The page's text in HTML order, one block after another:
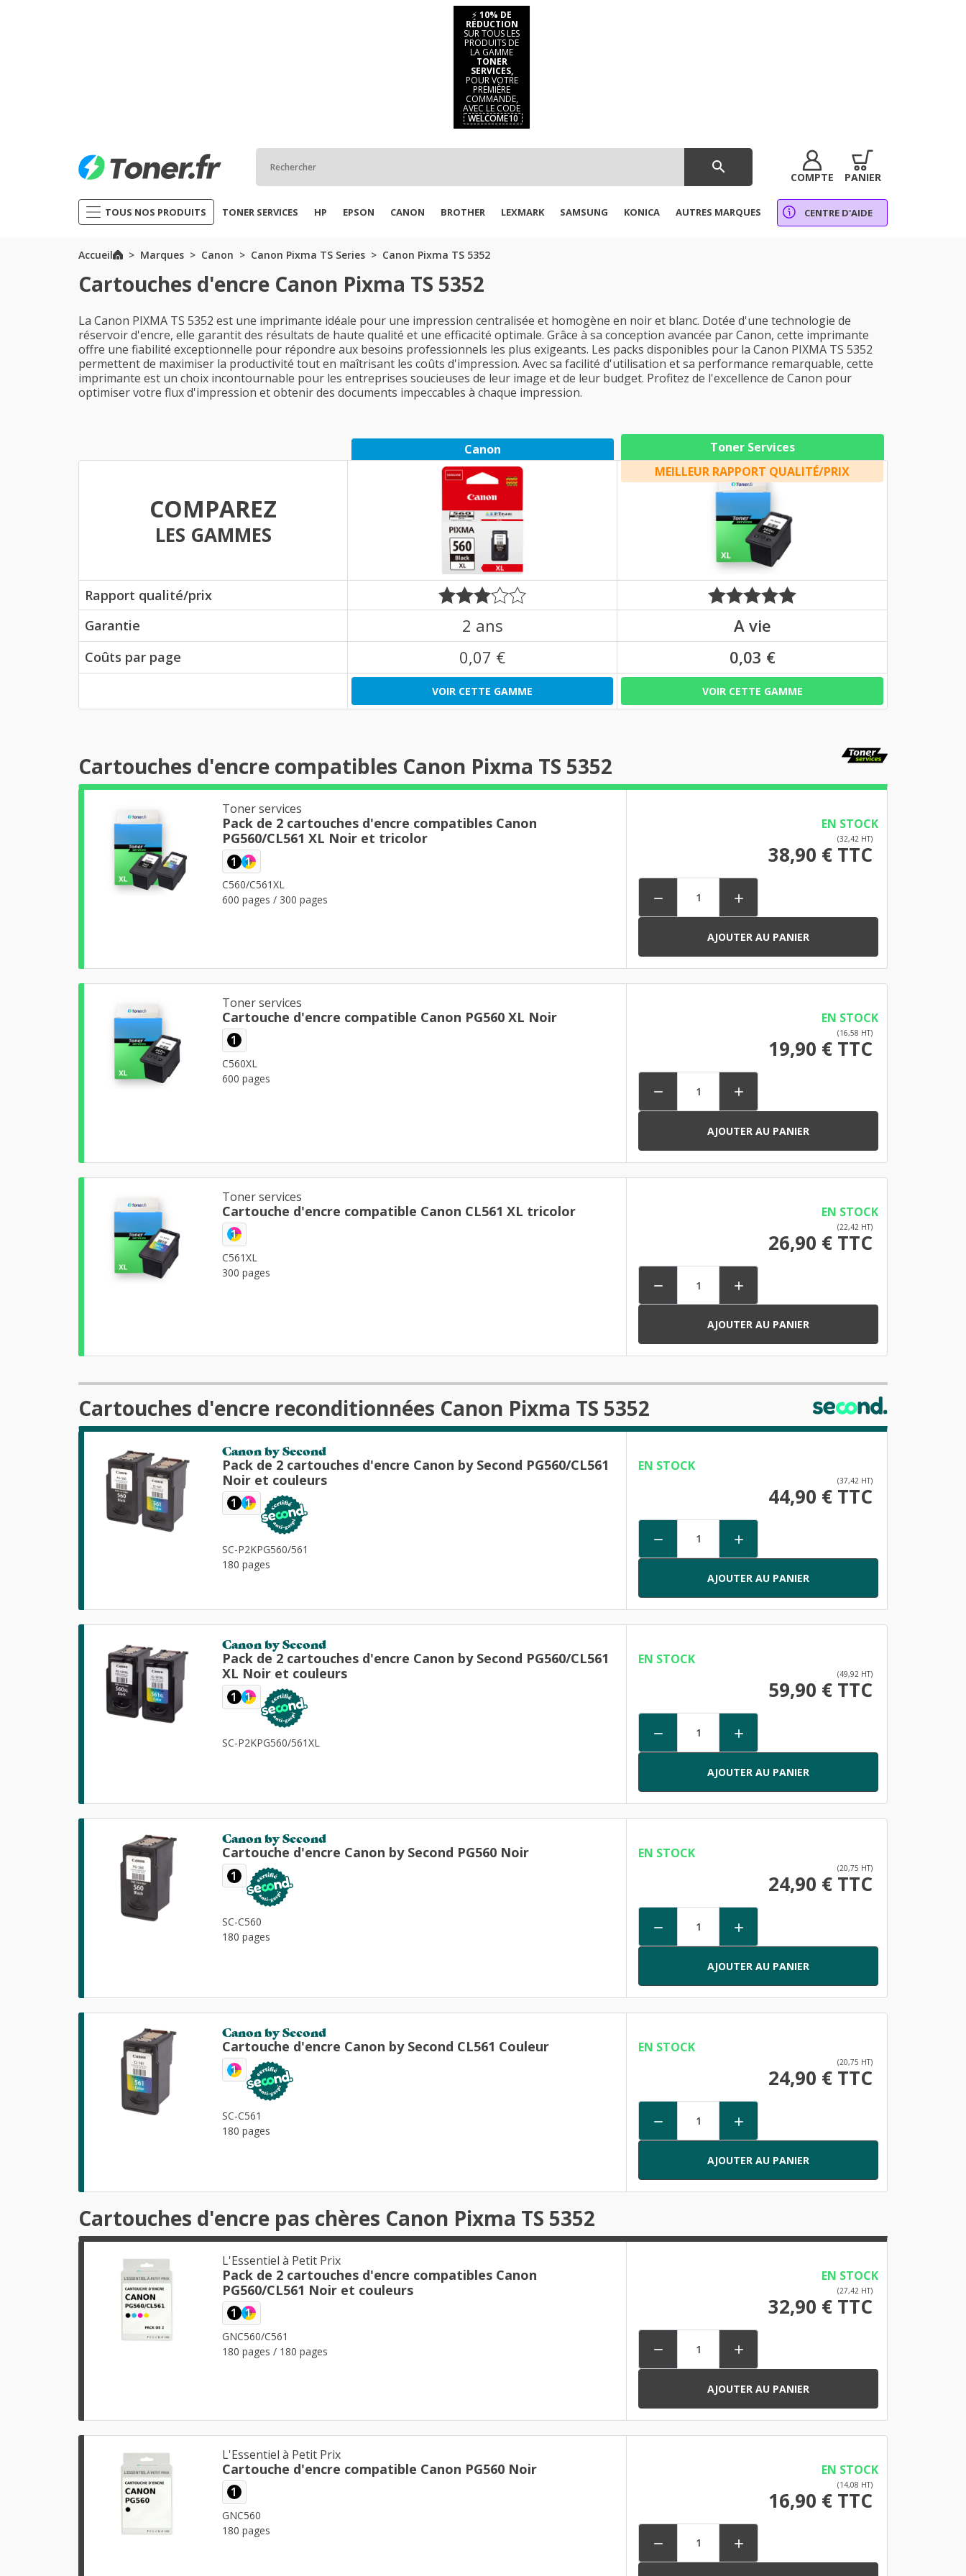
⚡ 10% DE
RÉDUCTION
SUR TOUS LES
PRODUITS DE
LA GAMME
TONER
SERVICES,
POUR VOTRE
PREMIÈRE
COMMANDE,
AVEC LE CODE
WELCOME10
search
COMPTE PANIER
TOUS NOS PRODUITS TONER SERVICES HP EPSON CANON BROTHER LEXMARK SAMSUNG KONICA AUTRES MARQUES CENTRE D'AIDE
Accueil Marques Canon Canon Pixma TS Series Canon Pixma TS 5352
Cartouches d'encre Canon Pixma TS 5352
La Canon PIXMA TS 5352 est une imprimante idéale pour une impression centralisée et homogène en noir et blanc. Dotée d'une technologie de
réservoir d'encre, elle garantit des résultats de haute qualité et une efficacité optimale. Grâce à sa conception avancée par Canon, cette imprimante
offre une fiabilité exceptionnelle pour répondre aux besoins professionnels les plus exigeants. Les packs disponibles pour la Canon PIXMA TS 5352
permettent de maximiser la productivité tout en maîtrisant les coûts d'impression. Avec sa facilité d'utilisation et sa performance remarquable, cette
imprimante est un choix incontournable pour les entreprises soucieuses de leur image et de leur budget. Profitez de l'excellence de Canon pour
optimiser votre flux d'impression et obtenir des documents impeccables à chaque impression.
Canon Toner Services
COMPAREZ
LES GAMMES
MEILLEUR RAPPORT QUALITÉ/PRIX
Rapport qualité/prix
Garantie
2 ans A vie
Coûts par page 0,07 € 0,03 €
VOIR CETTE GAMME VOIR CETTE GAMME
Cartouches d'encre compatibles Canon Pixma TS 5352
Toner services
Pack de 2 cartouches d'encre compatibles Canon
PG560/CL561 XL Noir et tricolor
1 1
C560/C561XL
600 pages / 300 pages
EN STOCK
(32,42 HT)
38,90 € TTC
 
AJOUTER AU PANIER
Toner services
Cartouche d'encre compatible Canon PG560 XL Noir
1
C560XL
600 pages
EN STOCK
(16,58 HT)
19,90 € TTC
 
AJOUTER AU PANIER
Toner services
Cartouche d'encre compatible Canon CL561 XL tricolor
1
C561XL
300 pages
EN STOCK
(22,42 HT)
26,90 € TTC
 
AJOUTER AU PANIER
Cartouches d'encre reconditionnées Canon Pixma TS 5352
Canon by Second
Pack de 2 cartouches d'encre Canon by Second PG560/CL561
Noir et couleurs
1 1
SC-P2KPG560/561
180 pages
EN STOCK
(37,42 HT)
44,90 € TTC
 
AJOUTER AU PANIER
Canon by Second
Pack de 2 cartouches d'encre Canon by Second PG560/CL561
XL Noir et couleurs
1 1
SC-P2KPG560/561XL
EN STOCK
(49,92 HT)
59,90 € TTC
 
AJOUTER AU PANIER
Canon by Second
Cartouche d'encre Canon by Second PG560 Noir
1
SC-C560
180 pages
EN STOCK
(20,75 HT)
24,90 € TTC
 
AJOUTER AU PANIER
Canon by Second
Cartouche d'encre Canon by Second CL561 Couleur
1
SC-C561
180 pages
EN STOCK
(20,75 HT)
24,90 € TTC
 
AJOUTER AU PANIER
Cartouches d'encre pas chères Canon Pixma TS 5352
L'Essentiel à Petit Prix
Pack de 2 cartouches d'encre compatibles Canon
PG560/CL561 Noir et couleurs
1 1
GNC560/C561
180 pages / 180 pages
EN STOCK
(27,42 HT)
32,90 € TTC
 
AJOUTER AU PANIER
L'Essentiel à Petit Prix
Cartouche d'encre compatible Canon PG560 Noir
1
GNC560
180 pages
EN STOCK
(14,08 HT)
16,90 € TTC
 